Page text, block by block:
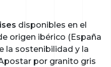
disponibles en el
origen ibérico (España
la sostenibilidad y la
por granito gris